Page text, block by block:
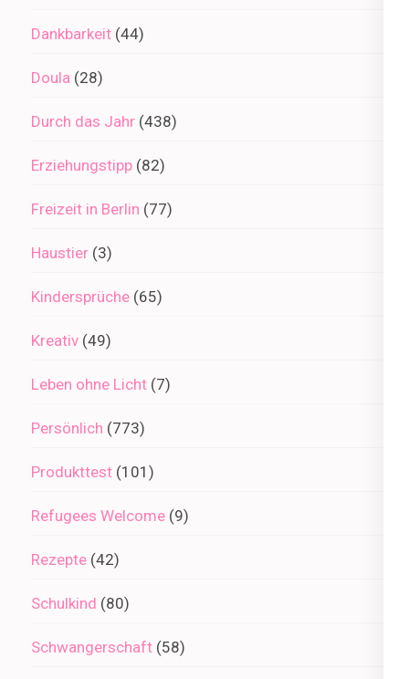
Dankbarkeit (44)
Doula (28)
Durch das Jahr (438)
Erziehungstipp (82)
Freizeit in Berlin (77)
Haustier (3)
Kindersprüche (65)
Kreativ (49)
Leben ohne Licht (7)
Persönlich (773)
Produkttest (101)
Refugees Welcome (9)
Rezepte (42)
Schulkind (80)
Schwangerschaft (58)